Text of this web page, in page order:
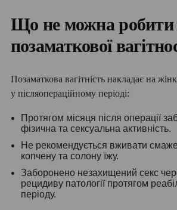
Що не можна робити
позаматкової
Позаматкова вагітність накладає на
у післяопераційному періоді:
Протягом місяця після операції
фізична та сексуальна активність.
Не рекомендується вживати
копчену та солону їжу.
Заборонено незахищений секс
рецидиву патології протягом
періоду.